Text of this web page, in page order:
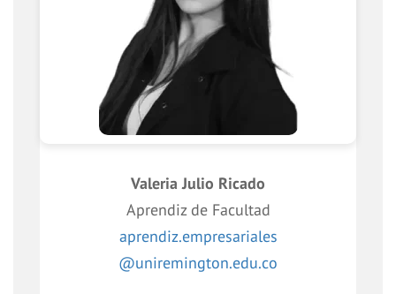
Valeria Julio Ricado
Aprendiz de Facultad
aprendiz.empresariales
@uniremington.edu.co